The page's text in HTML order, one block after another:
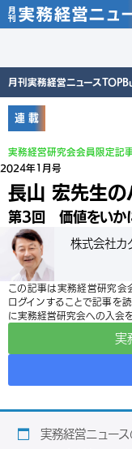
月刊実務経営ニュースTOP
連 載
実務経営研究会会員限定記
2024年1月号
長山 宏先生の
第3回 価値をいか
株式会社
この記事は実務経営研究会
ログインすることで記事を
に実務経営研究会への入会
実
実務経営ニュー